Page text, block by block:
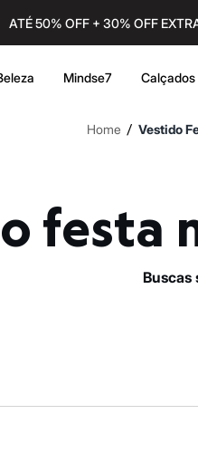
ATÉ 50% OFF + 30% OFF
Mindse7 Calçados
Home / Vestido
festa